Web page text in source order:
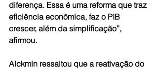
diferença. Essa é uma reforma que traz
eficiência econômica, faz o PIB
crescer, além da simplificação”,
afirmou.
Alckmin ressaltou que a reativação do